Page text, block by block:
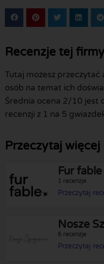
Recenzje tej firmy
Tutaj możesz
osób na temat ich
Średnia ocena 2/10 jest
recenzji z 1 na 5
Przeczytaj więcej
Fur fable
1 recenzje
Przeczytaj
Nosze
6 recenzje
Przeczytaj